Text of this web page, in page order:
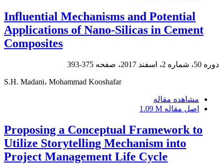
Influential Mechanisms and Potential
Applications of Nano-Silicas in Cement
Composites
دوره 50، شماره 2، اسفند 2017، صفحه 375-393
S.H. Madani، Mohammad Kooshafar
مشاهده مقاله
اصل مقاله 1.09 M
Proposing a Conceptual Framework to
Utilize Storytelling Mechanism into
Project Management Life Cycle